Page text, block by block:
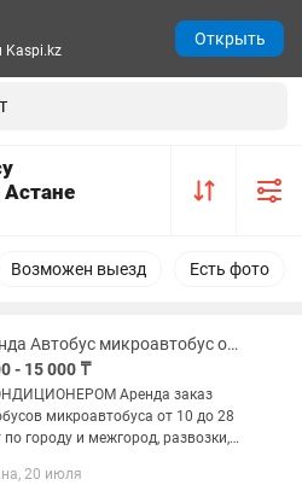
Возможен выезд Есть фото
Аренда Автобус микроавтобус от 10 до 28 мест без посредников ДОГОВОРНАЯ
- 15 000 ₸
Аренда заказ
микроавтобуса от 10 до 28
по городу и межгород, развозки,
и.т.д.
20 июля
Kaspi.kz
Открыть